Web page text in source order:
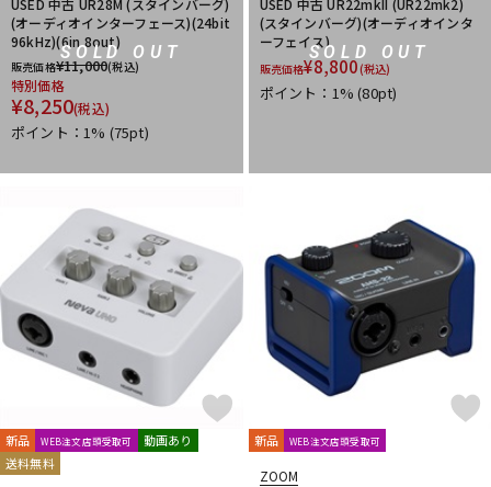
SOLD OUT
USED 中古 UR28M (スタインバーグ)
(オーディオインターフェース)(24bit
96kHz)(6in 8out)
販売価格¥11,000(税込)
特別価格
¥8,250(税込)
ポイント：1% (75pt)
SOLD OUT
USED 中古 UR22mkII (UR22mk2)
(スタインバーグ)(オーディオインタ
ーフェイス)
販売価格¥8,800(税込)
ポイント：1%(80pt)
新品 WEB注文店頭受取可
動画あり
送料無料
新品 WEB注文店頭受取可
ZOOM